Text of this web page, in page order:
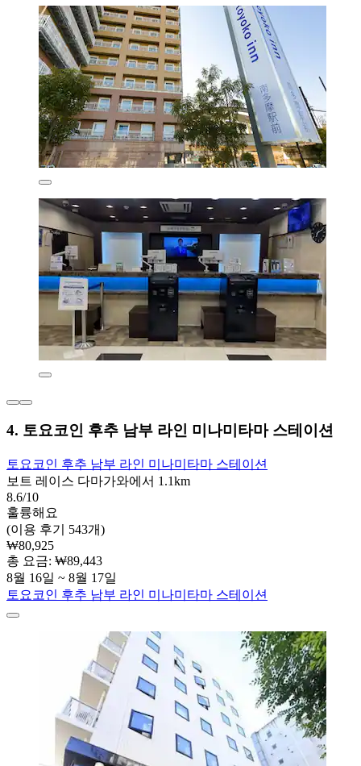
4. 토요코인 후추 남부 라인 미나미타마 스테이션
토요코인 후추 남부 라인 미나미타마 스테이션
보트 레이스 다마가와에서 1.1km
8.6/10
훌륭해요
(이용 후기 543개)
₩80,925
총 요금: ₩89,443
8월 16일 ~ 8월 17일
토요코인 후추 남부 라인 미나미타마 스테이션